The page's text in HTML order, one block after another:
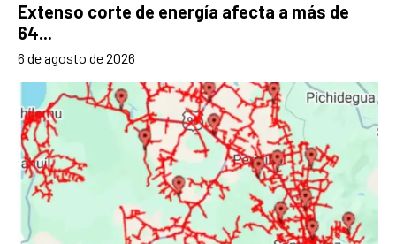
Extenso corte de energía afecta a más de
64...
6 de agosto de 2026